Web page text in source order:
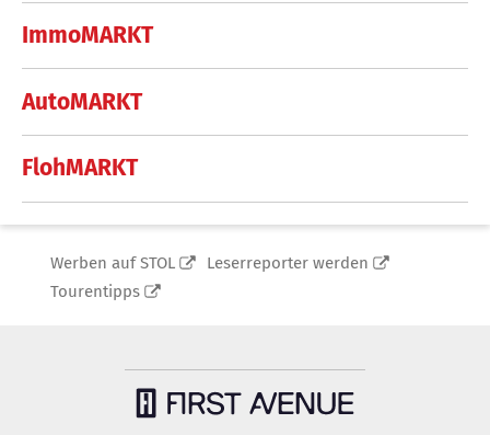
ImmoMARKT
AutoMARKT
FlohMARKT
Werben auf STOL
Leserreporter werden
Tourentipps